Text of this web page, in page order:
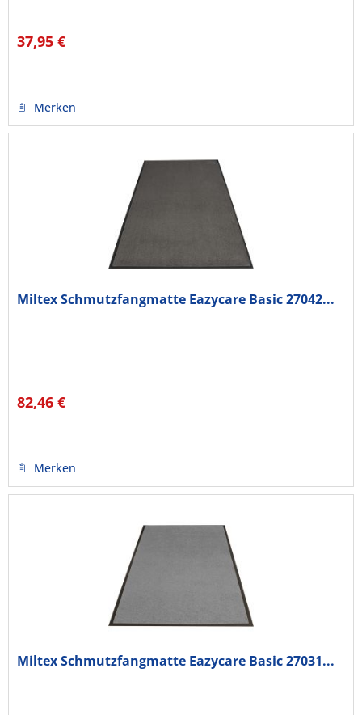
37,95 €
Merken
Miltex Schmutzfangmatte Eazycare Basic 27042...
82,46 €
Merken
Miltex Schmutzfangmatte Eazycare Basic 27031...